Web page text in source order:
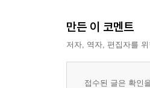
만든 이 코멘트
저자, 역자, 편집자를
접수된 글은 확인